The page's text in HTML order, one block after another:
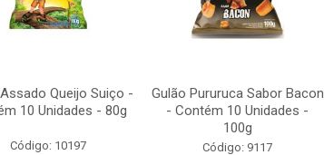
Queijo Suiço -
10 Unidades - 80g
Código: 10197
Gulão Pururuca Sabor Bacon
- Contém 10 Unidades -
100g
Código: 9117